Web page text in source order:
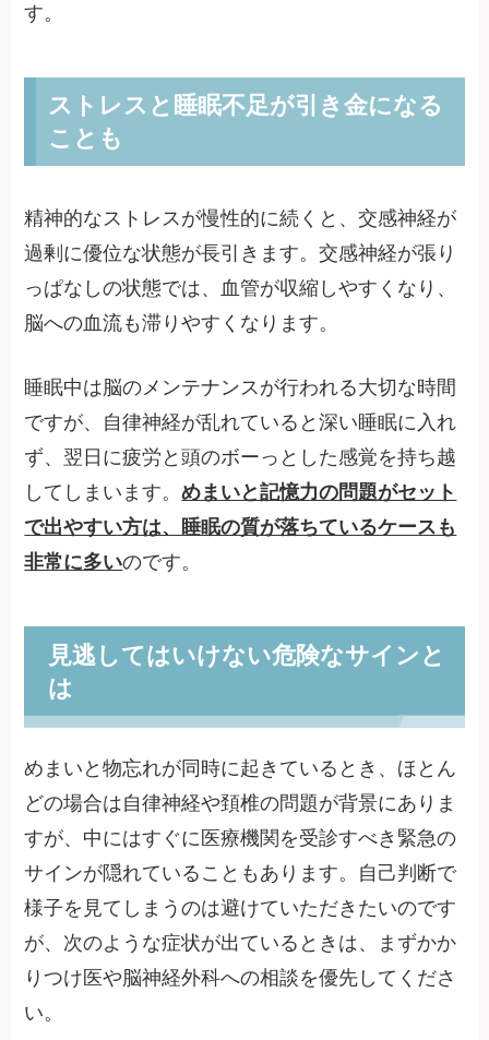
す。
ストレスと睡眠不足が引き金になる
ことも
精神的なストレスが慢性的に続くと、交感神経が
過剰に優位な状態が長引きます。交感神経が張り
っぱなしの状態では、血管が収縮しやすくなり、
脳への血流も滞りやすくなります。
睡眠中は脳のメンテナンスが行われる大切な時間
ですが、自律神経が乱れていると深い睡眠に入れ
ず、翌日に疲労と頭のボーっとした感覚を持ち越
してしまいます。めまいと記憶力の問題がセット
で出やすい方は、睡眠の質が落ちているケースも
非常に多いのです。
見逃してはいけない危険なサインと
は
めまいと物忘れが同時に起きているとき、ほとん
どの場合は自律神経や頚椎の問題が背景にありま
すが、中にはすぐに医療機関を受診すべき緊急の
サインが隠れていることもあります。自己判断で
様子を見てしまうのは避けていただきたいのです
が、次のような症状が出ているときは、まずかか
りつけ医や脳神経外科への相談を優先してくださ
い。